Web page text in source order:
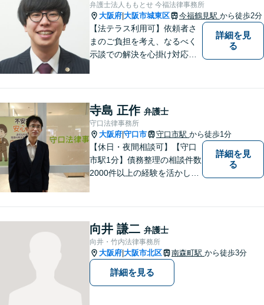
弁護士法人ももとせ 今福法律事務所
大阪府 大阪市城東区 今福鶴見駅 から徒歩2分
【法テラス利用可】依頼者さ
まのご負担を考え、なるべく
示談での解決を心掛け対応い
で頼れる弁護士を目指しま
す。【休日相談可】【今福鶴
見駅2分】
詳細を見
る
寺島 正作 弁護士
守口法律事務所
大阪府 守口市 守口市駅 から徒歩1分
【休日・夜間相談可】【守口
市駅1分】債務整理の相談件数
2000件以上の経験を活かし、
頼者様が不安を抱かないよう
に、わかりやすく的確なアド
バイスを心がけております。
詳細を見
る
向井 謙二 弁護士
向井・竹内法律事務所
大阪府 大阪市北区 南森町駅 から徒歩3分
詳細を見る